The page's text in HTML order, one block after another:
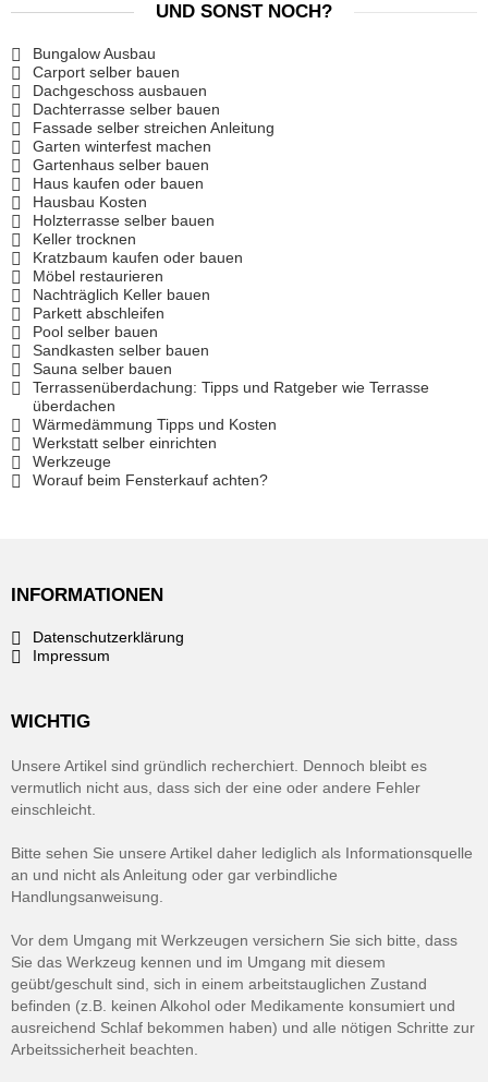
UND SONST NOCH?
Bungalow Ausbau
Carport selber bauen
Dachgeschoss ausbauen
Dachterrasse selber bauen
Fassade selber streichen Anleitung
Garten winterfest machen
Gartenhaus selber bauen
Haus kaufen oder bauen
Hausbau Kosten
Holzterrasse selber bauen
Keller trocknen
Kratzbaum kaufen oder bauen
Möbel restaurieren
Nachträglich Keller bauen
Parkett abschleifen
Pool selber bauen
Sandkasten selber bauen
Sauna selber bauen
Terrassenüberdachung: Tipps und Ratgeber wie Terrasse
überdachen
Wärmedämmung Tipps und Kosten
Werkstatt selber einrichten
Werkzeuge
Worauf beim Fensterkauf achten?
INFORMATIONEN
Datenschutzerklärung
Impressum
WICHTIG
Unsere Artikel sind gründlich recherchiert. Dennoch bleibt es
vermutlich nicht aus, dass sich der eine oder andere Fehler
einschleicht.
Bitte sehen Sie unsere Artikel daher lediglich als Informationsquelle
an und nicht als Anleitung oder gar verbindliche
Handlungsanweisung.
Vor dem Umgang mit Werkzeugen versichern Sie sich bitte, dass
Sie das Werkzeug kennen und im Umgang mit diesem
geübt/geschult sind, sich in einem arbeitstauglichen Zustand
befinden (z.B. keinen Alkohol oder Medikamente konsumiert und
ausreichend Schlaf bekommen haben) und alle nötigen Schritte zur
Arbeitssicherheit beachten.